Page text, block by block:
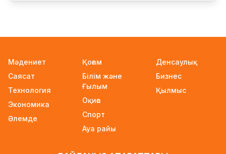
талаптар қатаңдатылды
Wildberries қоймаларын Қазақстанға көшіру
туралы ақпаратқа жауап берді
23 сағат бұрын
2027 жылы Астанада УЕФА президенті
сайланады
Білім гранттарының иегерлері 7 тамызда
Мәдениет
Саясат
Технология
Экономика
Әлемде
Қоғам
Білім және
Ғылым
Оқиға
Спорт
Ауа райы
Денсаулық
Бизнес
Қылмыс